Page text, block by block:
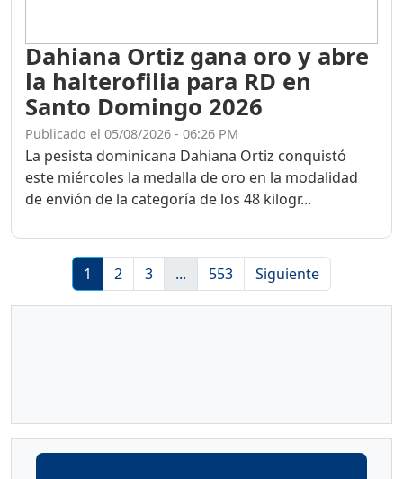
Dahiana Ortiz gana oro y abre
la halterofilia para RD en
Santo Domingo 2026
Publicado el 05/08/2026 - 06:26 PM
La pesista dominicana Dahiana Ortiz conquistó
este miércoles la medalla de oro en la modalidad
de envión de la categoría de los 48 kilogr...
1 2 3 ... 553 Siguiente